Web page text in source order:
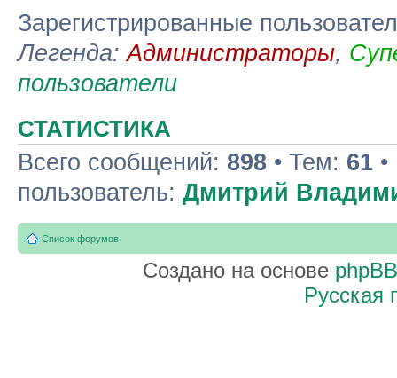
Зарегистрированные
Легенда:Администраторы,
пользователи
СТАТИСТИКА
Всего сообщений: 898 • Тем: 61
пользователь: Дмитрий
Список форумов
Создано на основе phpBB
Русская